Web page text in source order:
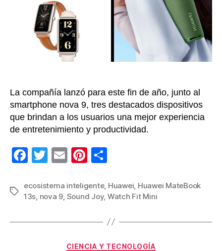
de
La compañía lanzó para este fin de año, junto al
smartphone nova 9, tres destacados dispositivos
que brindan a los usuarios una mejor experiencia
de entretenimiento y productividad.
F
c
e
b
T
tt
er
E
ail
Pi
er
e
st
m
p
ar
Etiquetas
ecosistema inteligente, Huawei, Huawei MateBook
13s, nova 9, Sound Joy, Watch Fit Mini
Categorías
CIENCIA Y TECNOLOGÍA